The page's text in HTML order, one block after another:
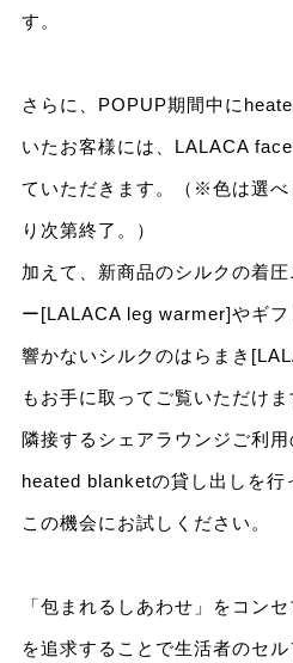
す。
さらに、POPUP期間中に
いたお客様には、LALACA
ていただきます。（※色は選べ
り次第終了。）
加えて、新商品のシルクの着
ー[LALACA leg warmer]やギ
響かないシルクのはらまき
もお手に取ってご覧いただけま
隣接するシェアラウンジご利
heated blanketの貸し出しを行
この機会にお試しください。
「包まれるしあわせ」をコン
を追求することで生活者のセ